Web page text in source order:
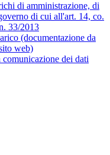
di amministrazione, di
di cui all'art. 14, co.
33/2013
(documentazione da
web)
comunicazione dei dati